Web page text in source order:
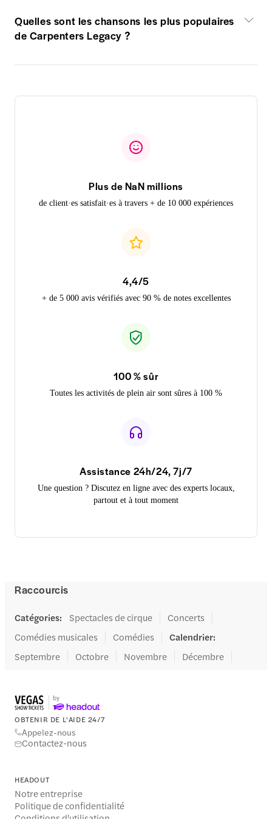
Quelles sont les chansons les plus populaires
de Carpenters Legacy ?
Plus de NaN millions
de client·es satisfait·es à travers + de 10 000 expériences
4,4/5
+ de 5 000 avis vérifiés avec 90 % de notes excellentes
100 % sûr
Toutes les activités de plein air sont sûres à 100 %
Assistance 24h/24, 7j/7
Une question ? Discutez en ligne avec des experts locaux,
partout et à tout moment
Raccourcis
Catégories: Spectacles de cirque
Concerts
Comédies musicales
Comédies Calendrier:
Septembre
Octobre Novembre Décembre
OBTENIR DE L'AIDE 24/7
Appelez-nous
Contactez-nous
HEADOUT
Notre entreprise
Politique de confidentialité